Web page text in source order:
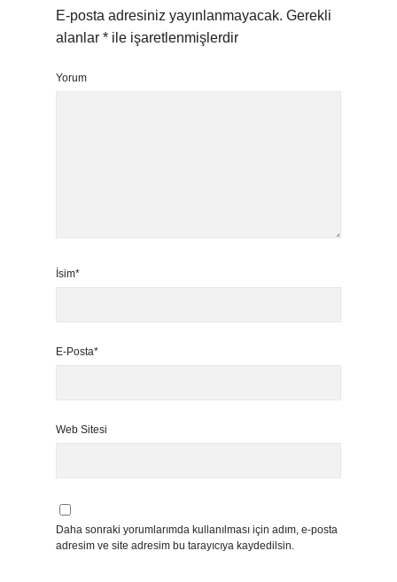
E-posta adresiniz yayınlanmayacak. Gerekli
alanlar * ile işaretlenmişlerdir
Yorum
İsim*
E-Posta*
Web Sitesi
Daha sonraki yorumlarımda kullanılması için adım, e-posta
adresim ve site adresim bu tarayıcıya kaydedilsin.